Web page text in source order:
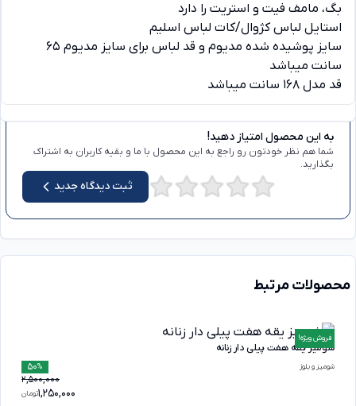
بگ، مامف فیت و استریت را دارد
استایل لباس کژوال/کات لباس اسلیم
سایز پوشیده شده مدیوم و قد لباس برای سایز مدیوم 65
سانت میباشد
قد مدل 168 سانت میباشد
دیدگاه ها
به این محصول امتیاز دهید!
شما هم نظر خودتون رو راجع به این محصول با ما و بقیه کاربران به اشتراک
بگذارید.
ثبت دیدگاه جدید
محصولات مرتبط
فروش ویژه!
شومیز یقه هفت پیلی دار زنانه
شومیز و بلوز %
50
2,500,000
تومان1,250,000